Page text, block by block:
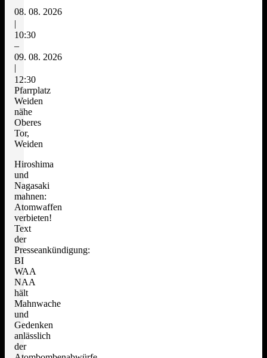
08. 08. 2026
|
10:30
–
09. 08. 2026
|
12:30
Pfarrplatz
Weiden
nähe
Oberes
Tor,
Weiden
Hiroshima
und
Nagasaki
mahnen:
Atomwaffen
verbieten!
Text
der
Presseankündigung:
BI
WAA
NAA
hält
Mahnwache
und
Gedenken
anlässlich
der